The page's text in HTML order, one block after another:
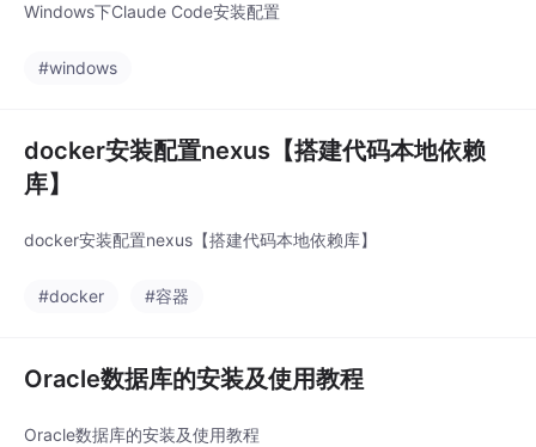
Windows下Claude Code安装配置
#windows
docker安装配置nexus【搭建代码本地依赖
库】
docker安装配置nexus【搭建代码本地依赖库】
#docker #容器
Oracle数据库的安装及使用教程
Oracle数据库的安装及使用教程